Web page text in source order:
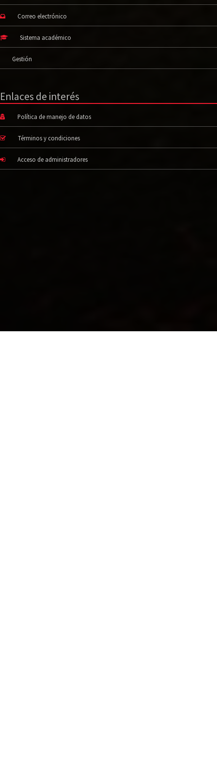
Correo electrónico
Sistema académico
Gestión
Enlaces de interés
Política de manejo de datos
Términos y condiciones
Acceso de administradores